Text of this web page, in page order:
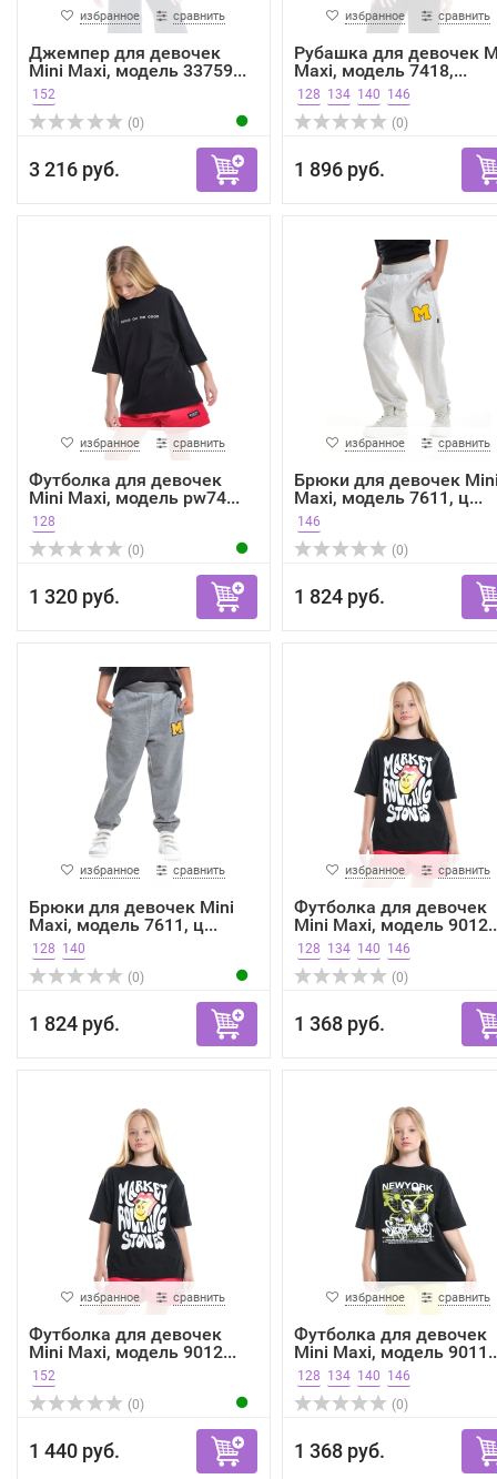
избранное сравнить
Джемпер для девочек
Mini Maxi, модель 33759...
152
(0)
3 216 руб.
избранное сравнить
Рубашка для девочек
Maxi, модель 7418,...
128 134 140 146
(0)
1 896 руб.
избранное сравнить
Футболка для девочек
Mini Maxi, модель pw74...
128
(0)
1 320 руб.
избранное сравнить
Брюки для девочек
Maxi, модель 7611, ц...
146
(0)
1 824 руб.
избранное сравнить
Брюки для девочек Mini
Maxi, модель 7611, ц...
128 140
(0)
1 824 руб.
избранное сравнить
Футболка для девочек
Mini Maxi, модель
128 134 140 146
(0)
1 368 руб.
избранное сравнить
Футболка для девочек
Mini Maxi, модель 9012...
152
(0)
1 440 руб.
избранное сравнить
Футболка для девочек
Mini Maxi, модель
128 134 140 146
(0)
1 368 руб.